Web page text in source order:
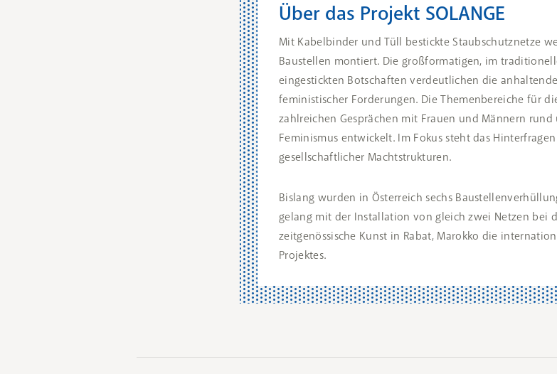
Über das Projekt SOLANGE
Mit Kabelbinder und Tüll bestickte Staubschutznetze
Baustellen montiert. Die großformatigen, im
eingestickten Botschaften verdeutlichen die
feministischer Forderungen. Die Themenbereiche für
zahlreichen Gesprächen mit Frauen und Männern rund
Feminismus entwickelt. Im Fokus steht das
gesellschaftlicher Machtstrukturen.
Bislang wurden in Österreich sechs
gelang mit der Installation von gleich zwei Netzen bei
zeitgenössische Kunst in Rabat, Marokko die
Projektes.